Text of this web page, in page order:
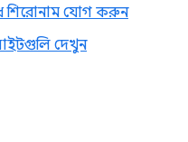
শিরোনাম যোগ করুন
দেখুন